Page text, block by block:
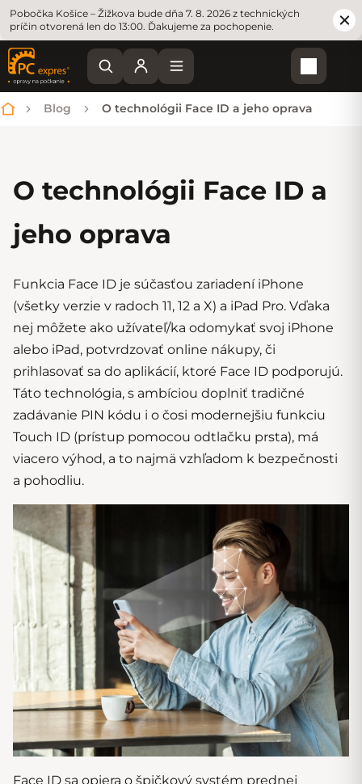
Pobočka Košice – Žižkova bude dňa 7. 8. 2026 z technických
príčin otvorená len do 13:00. Ďakujeme za pochopenie.
Domov
Blog O technológii Face ID a jeho oprava
O technológii Face ID a
jeho oprava
Funkcia Face ID je súčasťou zariadení iPhone
(všetky verzie v radoch 11, 12 a X) a iPad Pro. Vďaka
nej môžete ako užívateľ/ka odomykať svoj iPhone
alebo iPad, potvrdzovať online nákupy, či
prihlasovať sa do aplikácií, ktoré Face ID podporujú.
Táto technológia, s ambíciou doplniť tradičné
zadávanie PIN kódu i o čosi modernejšiu funkciu
Touch ID (prístup pomocou odtlačku prsta), má
viacero výhod, a to najmä vzhľadom k bezpečnosti
a pohodliu.
Face ID sa opiera o špičkový systém prednej